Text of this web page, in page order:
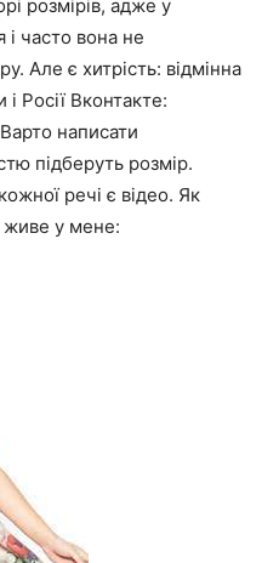
розмірів, адже у
часто вона не
Але є хитрість: відмінна
Росії Вконтакте:
написати
підберуть розмір.
речі є відео. Як
живе у мене: